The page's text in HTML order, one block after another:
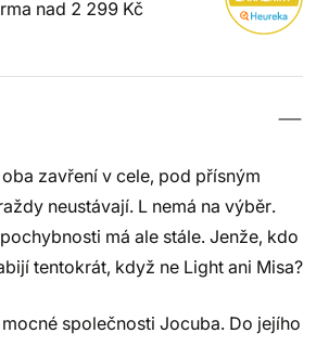
nad 2 299 Kč
zavření v cele, pod přísným
neustávají. L nemá na výběr.
má ale stále. Jenže, kdo
tentokrát, když ne Light ani Misa?
společnosti Jocuba. Do jejího